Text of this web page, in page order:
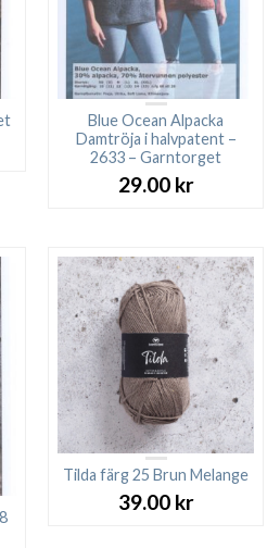
Blue Ocean Alpacka
Damtröja i halvpatent –
2633 – Garntorget
29.00 kr
Tilda färg 25 Brun Melange
39.00 kr